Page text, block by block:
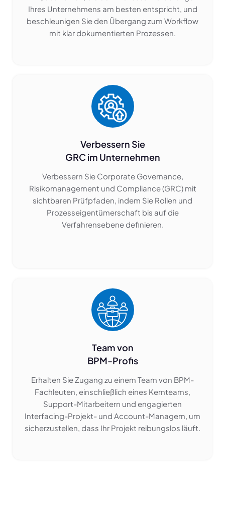
Ihres Unternehmens am besten entspricht, und
beschleunigen Sie den Übergang zum Workflow
mit klar dokumentierten Prozessen.
Verbessern Sie
GRC im Unternehmen
Verbessern Sie Corporate Governance,
Risikomanagement und Compliance (GRC) mit
sichtbaren Prüfpfaden, indem Sie Rollen und
Prozesseigentümerschaft bis auf die
Verfahrensebene definieren.
Team von
BPM-Profis
Erhalten Sie Zugang zu einem Team von BPM-
Fachleuten, einschließlich eines Kernteams,
Support-Mitarbeitern und engagierten
Interfacing-Projekt- und Account-Managern, um
sicherzustellen, dass Ihr Projekt reibungslos läuft.